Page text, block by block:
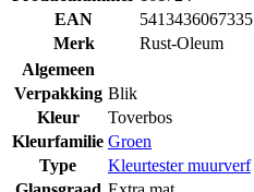
EAN
5413436067335
Merk
Rust-Oleum
Algemeen
Verpakking Blik
Kleur
Toverbos
Kleurfamilie Groen
Type
Kleurtester muurverf